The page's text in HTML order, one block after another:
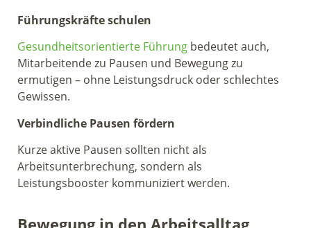
Führungskräfte schulen
Gesundheitsorientierte Führung bedeutet auch,
Mitarbeitende zu Pausen und Bewegung zu
ermutigen – ohne Leistungsdruck oder schlechtes
Gewissen.
Verbindliche Pausen fördern
Kurze aktive Pausen sollten nicht als
Arbeitsunterbrechung, sondern als
Leistungsbooster kommuniziert werden.